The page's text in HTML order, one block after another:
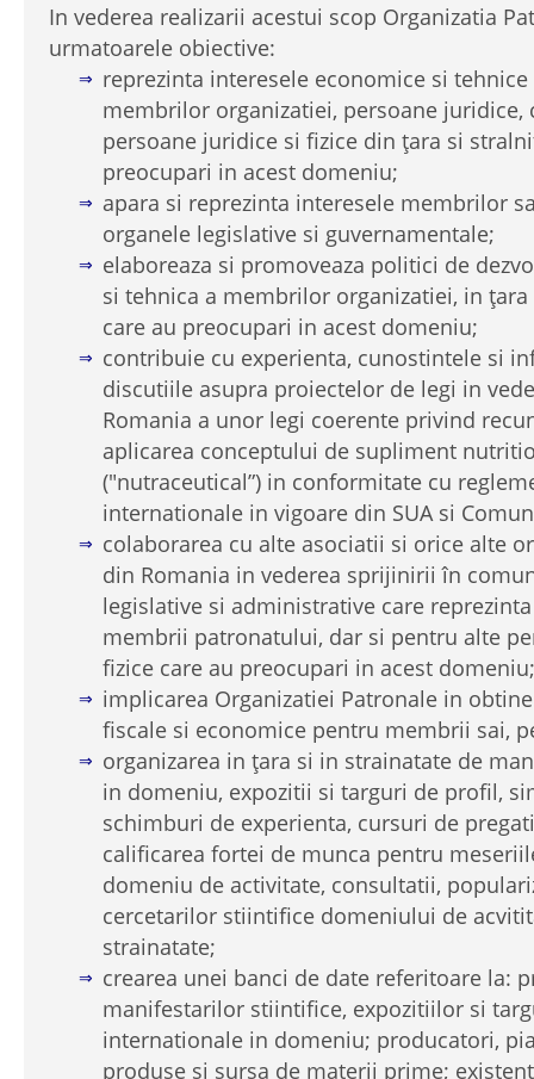
In vederea realizarii acestui scop Organizatia
urmatoarele obiective:
reprezinta interesele economice si
membrilor organizatiei, persoane juridice,
persoane juridice si fizice din ţara si
preocupari in acest domeniu;
apara si reprezinta interesele membrilor
organele legislative si guvernamentale;
elaboreaza si promoveaza politici de
si tehnica a membrilor organizatiei, in
care au preocupari in acest domeniu;
contribuie cu experienta, cunostintele si
discutiile asupra proiectelor de legi in
Romania a unor legi coerente privind
aplicarea conceptului de supliment
("nutraceutical”) in conformitate cu
internationale in vigoare din SUA si
colaborarea cu alte asociatii si orice alte
din Romania in vederea sprijinirii în
legislative si administrative care
membrii patronatului, dar si pentru alte
fizice care au preocupari in acest domeniu;
implicarea Organizatiei Patronale in
fiscale si economice pentru membrii sai,
organizarea in ţara si in strainatate de
in domeniu, expozitii si targuri de profil,
schimburi de experienta, cursuri de
calificarea fortei de munca pentru
domeniu de activitate, consultatii,
cercetarilor stiintifice domeniului de
strainatate;
crearea unei banci de date referitoare la:
manifestarilor stiintifice, expozitiilor si
internationale in domeniu; producatori,
produse si sursa de materii prime;